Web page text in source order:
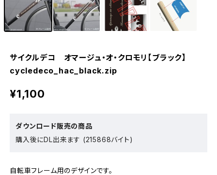
サイクルデコ オマージュ・オ・クロモリ【ブラック】
cycledeco_hac_black.zip
¥1,100
ダウンロード販売の商品
購入後にDL出来ます (215868バイト)
自転車フレーム用のデザインです。